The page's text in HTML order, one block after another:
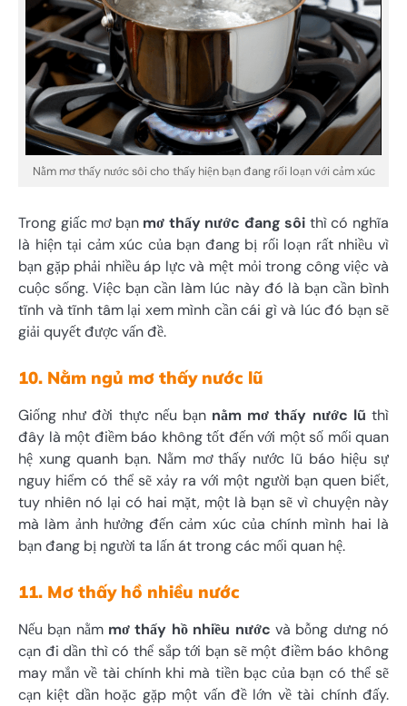
Nằm mơ thấy nước sôi cho thấy hiện bạn đang rối loạn với cảm xúc
Trong giấc mơ bạn mơ thấy nước đang sôi thì có nghĩa
là hiện tại cảm xúc của bạn đang bị rối loạn rất nhiều vì
bạn gặp phải nhiều áp lực và mệt mỏi trong công việc và
cuộc sống. Việc bạn cần làm lúc này đó là bạn cần bình
tĩnh và tĩnh tâm lại xem mình cần cái gì và lúc đó bạn sẽ
giải quyết được vấn đề.
10. Nằm ngủ mơ thấy nước lũ
Giống như đời thực nếu bạn nằm mơ thấy nước lũ thì
đây là một điềm báo không tốt đến với một số mối quan
hệ xung quanh bạn. Nằm mơ thấy nước lũ báo hiệu sự
nguy hiểm có thể sẽ xảy ra với một người bạn quen biết,
tuy nhiên nó lại có hai mặt, một là bạn sẽ vì chuyện này
mà làm ảnh hưởng đến cảm xúc của chính mình hai là
bạn đang bị người ta lấn át trong các mối quan hệ.
11. Mơ thấy hồ nhiều nước
Nếu bạn nằm mơ thấy hồ nhiều nước và bỗng dưng nó
cạn đi dần thì có thể sắp tới bạn sẽ một điềm báo không
may mắn về tài chính khi mà tiền bạc của bạn có thể sẽ
cạn kiệt dần hoặc gặp một vấn đề lớn về tài chính đấy.